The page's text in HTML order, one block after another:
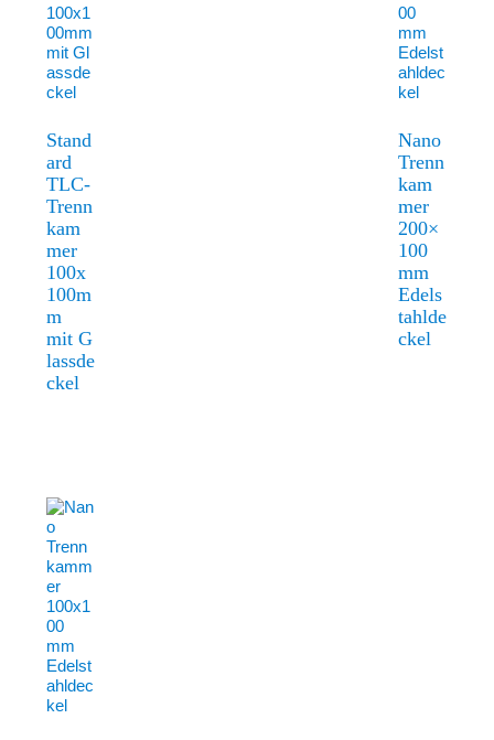
Stand
ard
TLC-
Trenn
kam
mer
100x
100m
m
mit G
lassde
ckel
Nano
Trenn
kam
mer
200×
100
mm
Edels
tahlde
ckel